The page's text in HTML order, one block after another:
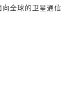
全球的卫星通信